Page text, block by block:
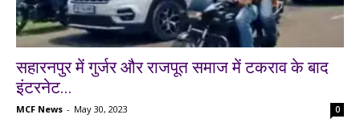
सहारनपुर में गुर्जर और राजपूत समाज में टकराव के बाद
इंटरनेट...
MCF News - May 30, 2023 0